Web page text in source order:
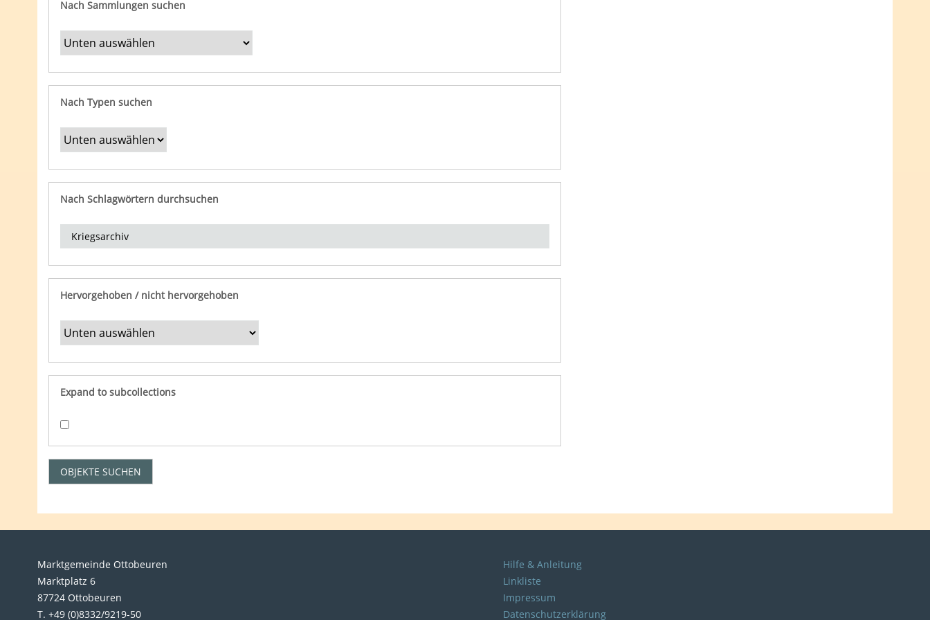
Nach Sammlungen suchen
Nach Typen suchen
Nach Schlagwörtern durchsuchen
Hervorgehoben / nicht hervorgehoben
Expand to subcollections
Marktgemeinde Ottobeuren
Marktplatz 6
87724 Ottobeuren
T. +49 (0)8332/9219-50
Hilfe & Anleitung
Linkliste
Impressum
Datenschutzerklärung